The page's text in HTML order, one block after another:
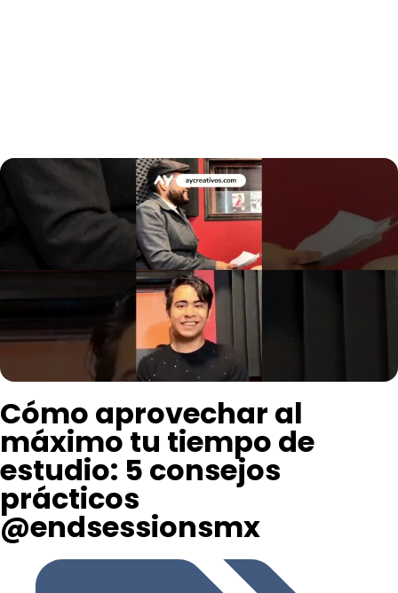
Cómo aprovechar al
máximo tu tiempo de
estudio: 5 consejos
prácticos
@endsessionsmx